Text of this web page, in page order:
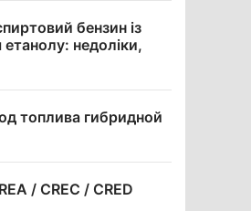
бензин із
недоліки,
топлива гибридной
/ CREC / CRED